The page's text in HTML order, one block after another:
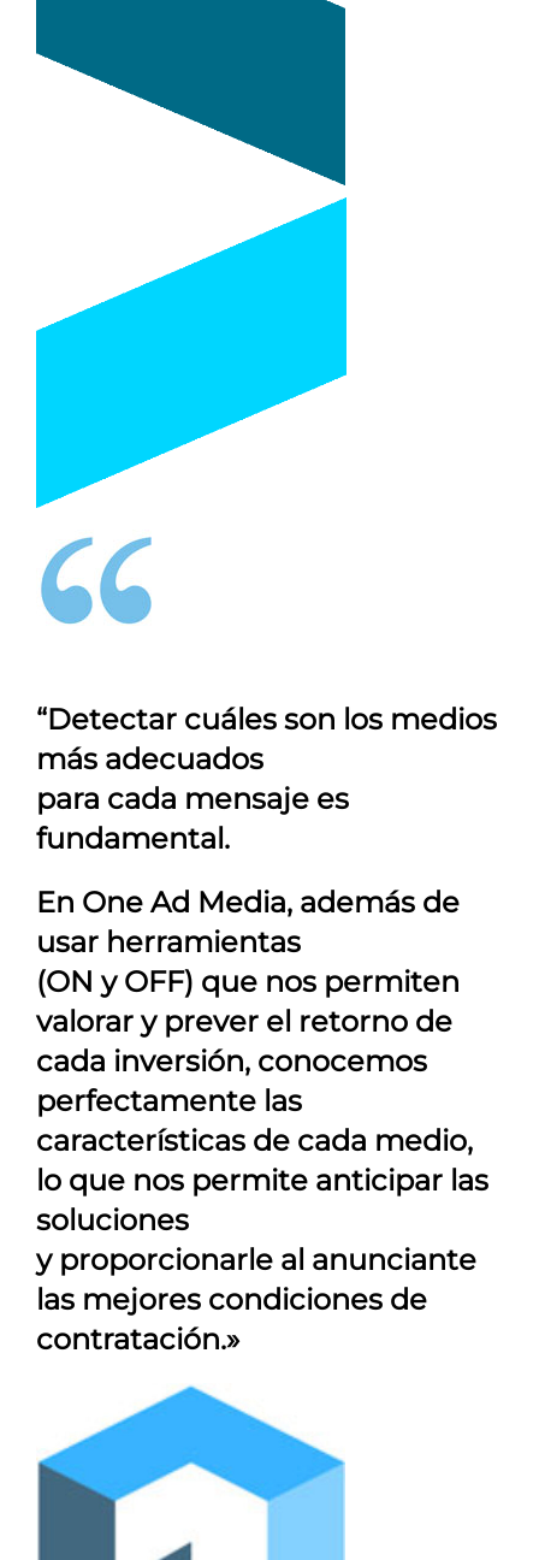
“Detectar cuáles son los medios
más adecuados
para cada mensaje es
fundamental.
En One Ad Media, además de
usar herramientas
(ON y OFF) que nos permiten
valorar y prever el retorno de
cada inversión, conocemos
perfectamente las
características de cada medio,
lo que nos permite anticipar las
soluciones
y proporcionarle al anunciante
las mejores condiciones de
contratación.»